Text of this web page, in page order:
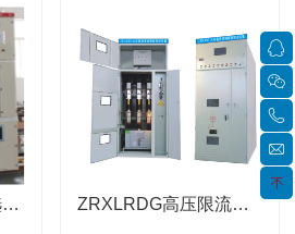
ZRXHGC消弧消谐选线过电压保护装置消弧柜_消弧消谐柜_PT及消弧柜_PT及消弧消谐柜_消弧过电压保护_消弧消谐过电压柜_XHG,过电压抑制综合柜 ZRXLRDG高压限流熔断装置-高压限流熔断装置_限流熔断器组合装置_限流熔断柜_熔断器组合装置_高速限流熔断柜_厂用变保护柜